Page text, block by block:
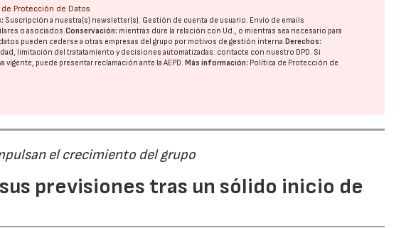
de Protección de Datos
Suscripción a nuestra(s) newsletter(s). Gestión de cuenta de usuario. Envío de emails
o asociados.Conservación: mientras dure la relación con Ud., o mientras sea necesario para
pueden cederse a otras empresas del grupo por motivos de gestión interna. Derechos:
limitación del tratatamiento y decisiones automatizadas: contacte con nuestro DPD. Si
vigente, puede presentar reclamación ante laAEPD. Más información: Política de Protección de
el crecimiento del grupo
previsiones tras un sólido inicio de